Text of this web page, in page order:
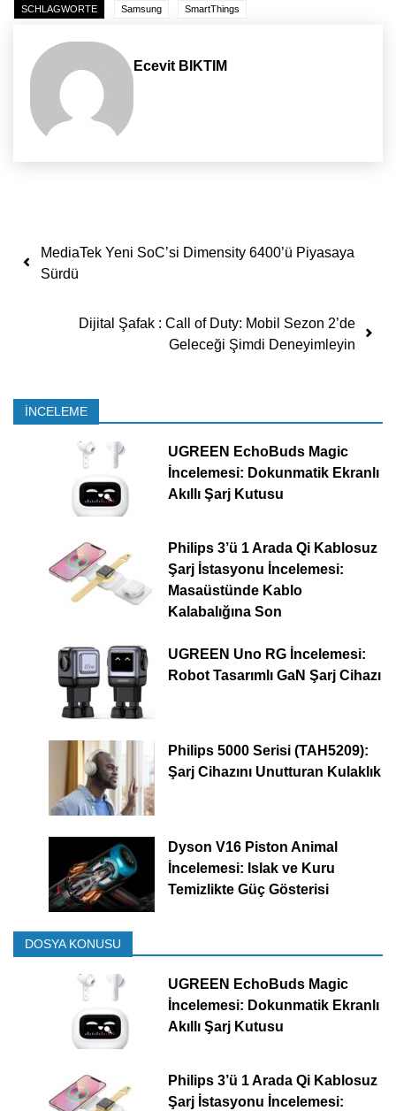
SCHLAGWORTE Samsung SmartThings
Ecevit BIKTIM
Yazı dolaşımı
MediaTek Yeni SoC’si Dimensity 6400’ü Piyasaya
Sürdü
Dijital Şafak : Call of Duty: Mobil Sezon 2’de
Geleceği Şimdi Deneyimleyin
İNCELEME
UGREEN EchoBuds Magic
İncelemesi: Dokunmatik Ekranlı
Akıllı Şarj Kutusu
Philips 3’ü 1 Arada Qi Kablosuz
Şarj İstasyonu İncelemesi:
Masaüstünde Kablo
Kalabalığına Son
UGREEN Uno RG İncelemesi:
Robot Tasarımlı GaN Şarj Cihazı
Philips 5000 Serisi (TAH5209):
Şarj Cihazını Unutturan Kulaklık
Dyson V16 Piston Animal
İncelemesi: Islak ve Kuru
Temizlikte Güç Gösterisi
DOSYA KONUSU
UGREEN EchoBuds Magic
İncelemesi: Dokunmatik Ekranlı
Akıllı Şarj Kutusu
Philips 3’ü 1 Arada Qi Kablosuz
Şarj İstasyonu İncelemesi: